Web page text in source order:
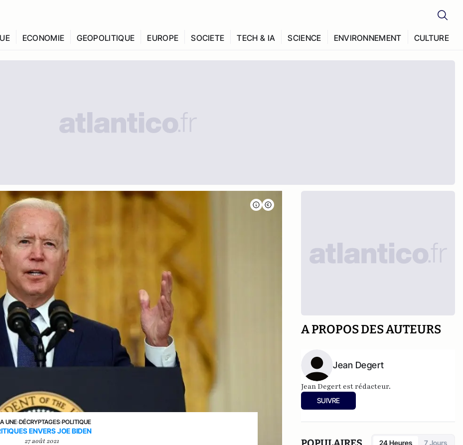
ECONOMIE GEOPOLITIQUE EUROPE SOCIETE TECH & IA SCIENCE ENVIRONNEMENT CULTURE
UNE›DÉCRYPTAGES›POLITIQUE
ENVERS JOE BIDEN
27 août 2021
A PROPOS DES AUTEURS
Jean Degert
Jean Degert est rédacteur.
SUIVRE
24 Heures 7 Jours